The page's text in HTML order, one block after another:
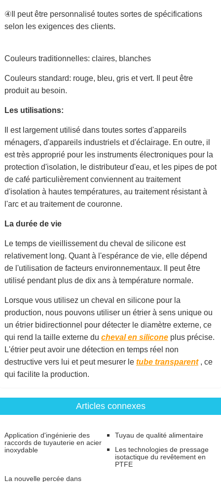
④Il peut être personnalisé toutes sortes de spécifications
selon les exigences des clients.
Couleurs traditionnelles: claires, blanches
Couleurs standard: rouge, bleu, gris et vert. Il peut être
produit au besoin.
Les utilisations:
Il est largement utilisé dans toutes sortes d'appareils
ménagers, d'appareils industriels et d'éclairage. En outre, il
est très approprié pour les instruments électroniques pour la
protection d'isolation, le distributeur d'eau, et les pipes de pot
de café particulièrement conviennent au traitement
d'isolation à hautes températures, au traitement résistant à
l'arc et au traitement de couronne.
La durée de vie
Le temps de vieillissement du cheval de silicone est
relativement long. Quant à l'espérance de vie, elle dépend
de l'utilisation de facteurs environnementaux. Il peut être
utilisé pendant plus de dix ans à température normale.
Lorsque vous utilisez un cheval en silicone pour la
production, nous pouvons utiliser un étrier à sens unique ou
un étrier bidirectionnel pour détecter le diamètre externe, ce
qui rend la taille externe du cheval en siliconeplus précise.
L'étrier peut avoir une détection en temps réel non
destructive vers lui et peut mesurer le tube transparent, ce
qui facilite la production.
Articles connexes
Application d'ingénierie des
raccords de tuyauterie en acier
inoxydable
Tuyau de qualité alimentaire
Les technologies de pressage
isotactique du revêtement en
PTFE
La nouvelle percée dans